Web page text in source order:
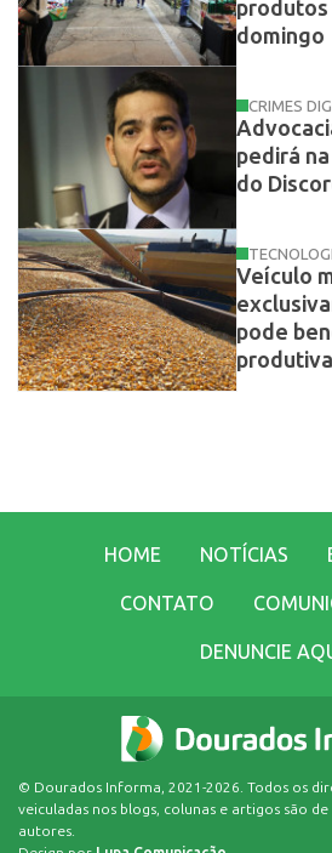
produtos
domingo
CRIMES
pedirá
do
Veículo
pode
HOME NOTÍCIAS
CONTATO
DENUNCIE
© Dourados Informa, 2021-2026. Todos os
veiculadas nos blogs, colunas e artigos são
autores.